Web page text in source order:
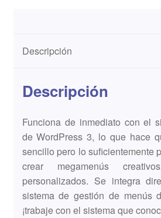
Descripción
Descripción
Funciona de inmediato con el
de WordPress 3, lo que hace
sencillo pero lo suficientemente
crear megamenús
personalizados. Se integra
sistema de gestión de menús
¡trabaje con el sistema que